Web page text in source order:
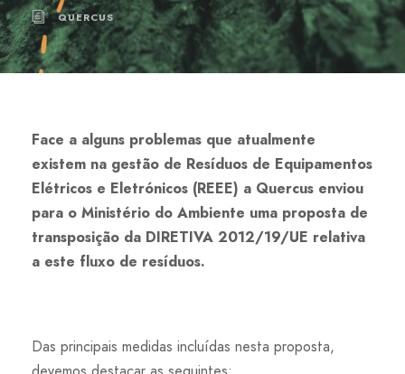
QUERCUS
Face a alguns problemas que atualmente
existem na gestão de Resíduos de Equipamentos
Elétricos e Eletrónicos (REEE) a Quercus enviou
para o Ministério do Ambiente uma proposta de
transposição da DIRETIVA 2012/19/UE relativa
a este fluxo de resíduos.
Das principais medidas incluídas nesta proposta,